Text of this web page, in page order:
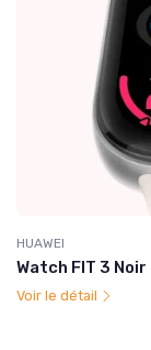
HUAWEI
Watch FIT 3 Noir
Voir le détail